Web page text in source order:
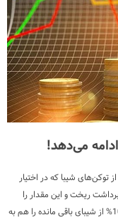
بوترین در اواخر اردیبهشت سال 1400 تقریبا 90% از توکن‌های شیبا که در اختیار
قابل برداشت ریخت و این مقدار را
برای همیشه در آن نگه داشت. برخی اعتقاد دارند که وی 10% از شیبای باقی مانده را هم به